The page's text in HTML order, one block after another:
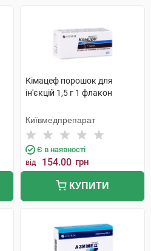
Кімацеф порошок для
ін'єкцій 1,5 г 1 флакон
Київмедпрепарат
Є в наявності
від 154.00 грн
КУПИТИ